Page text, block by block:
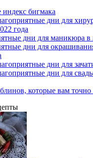
индекс бигмака
дни для
года
дни для маникюра в
дни для
дни для
дни для
которые вам точно